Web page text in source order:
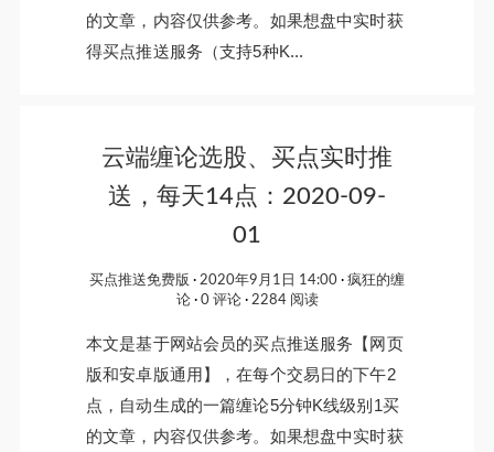
的文章，内容仅供参考。如果想盘中实时获
得买点推送服务（支持5种K...
云端缠论选股、买点实时推
送，每天14点：2020-09-
01
买点推送免费版 2020年9月1日 14:00
疯狂的缠
论
0 评论 2284 阅读
本文是基于网站会员的买点推送服务【网页
版和安卓版通用】，在每个交易日的下午2
点，自动生成的一篇缠论5分钟K线级别1买
的文章，内容仅供参考。如果想盘中实时获